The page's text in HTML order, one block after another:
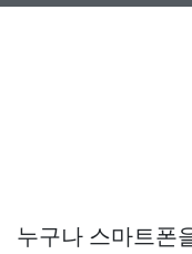
누구나 스마트폰